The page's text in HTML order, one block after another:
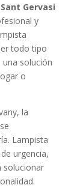
Gervasi
y
todo tipo
solución
o
la
Lampista
urgencia,
solucionar